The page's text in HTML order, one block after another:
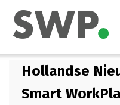
Hollandse
Smart